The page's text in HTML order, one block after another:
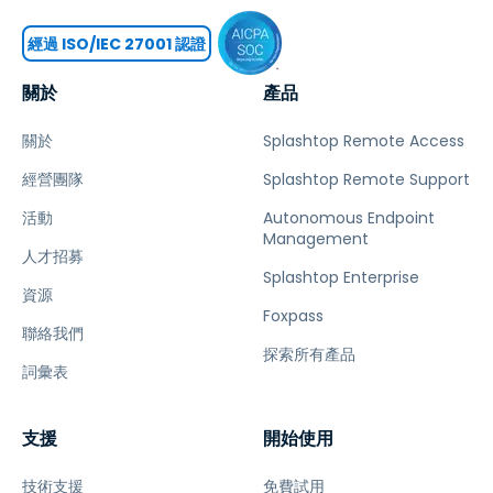
關於
關於
經營團隊
活動
人才招募
資源
聯絡我們
詞彙表
產品
Splashtop Remote Access
Splashtop Remote Support
Autonomous Endpoint
Management
Splashtop Enterprise
Foxpass
探索所有產品
支援
技術支援
開始使用
免費試用
經過 ISO/IEC 27001 認證